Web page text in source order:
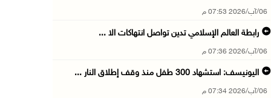
06/آب/2026 07:53 م
رابطة العالم الإسلامي تدين تواصل انتهاكات الا ...
06/آب/2026 07:36 م
اليونيسف: استشهاد 300 طفل منذ وقف إطلاق النار ...
06/آب/2026 07:34 م